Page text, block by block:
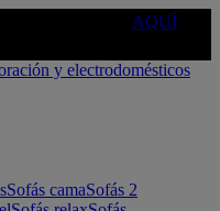
AQUÍ
Sofás camaSofás 2